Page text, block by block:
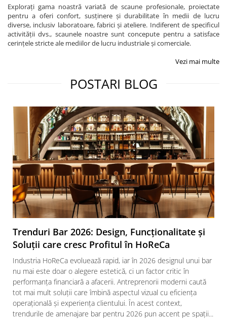
Explorați gama noastră variată de scaune profesionale, proiectate
pentru a oferi confort, susținere și durabilitate în medii de lucru
diverse, inclusiv laboratoare, fabrici și ateliere. Indiferent de specificul
activității dvs., scaunele noastre sunt concepute pentru a satisface
cerințele stricte ale mediilor de lucru industriale și comerciale.
Vezi mai multe
POSTARI BLOG
Trenduri Bar 2026: Design, Funcționalitate și
Soluții care cresc Profitul în HoReCa
Industria HoReCa evoluează rapid, iar în 2026 designul unui bar
nu mai este doar o alegere estetică, ci un factor critic în
performanța financiară a afacerii. Antreprenorii moderni caută
tot mai mult soluții care îmbină aspectul vizual cu eficiența
operațională și experiența clientului. În acest context,
trendurile de amenajare bar pentru 2026 pun accent pe spații...